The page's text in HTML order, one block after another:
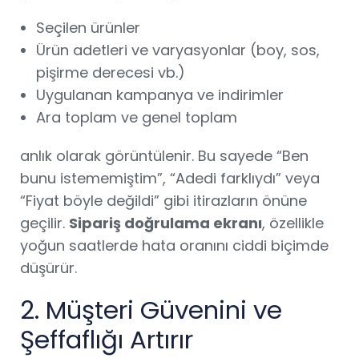
Seçilen ürünler
Ürün adetleri ve varyasyonlar (boy, sos,
pişirme derecesi vb.)
Uygulanan kampanya ve indirimler
Ara toplam ve genel toplam
anlık olarak görüntülenir. Bu sayede “Ben
bunu istememiştim”, “Adedi farklıydı” veya
“Fiyat böyle değildi” gibi itirazların önüne
geçilir. Sipariş doğrulama ekranı, özellikle
yoğun saatlerde hata oranını ciddi biçimde
düşürür.
2. Müşteri Güvenini ve
Şeffaflığı Artırır